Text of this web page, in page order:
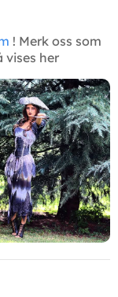
! Merk oss som
vises her